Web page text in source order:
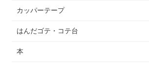
カッパーテープ
はんだゴテ・コテ台
本